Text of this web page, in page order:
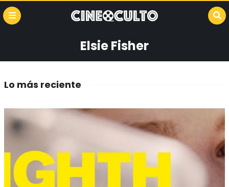
Elsie Fisher
Lo más reciente